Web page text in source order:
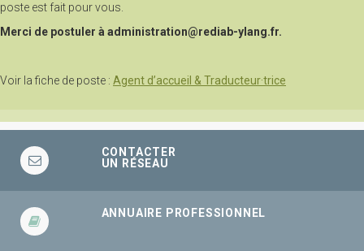
poste est fait pour vous.
Merci de postuler à administration@rediab-ylang.fr.
Voir la fiche de poste : Agent d’accueil & Traducteur·trice
CONTACTER
UN RÉSEAU
ANNUAIRE PROFESSIONNEL